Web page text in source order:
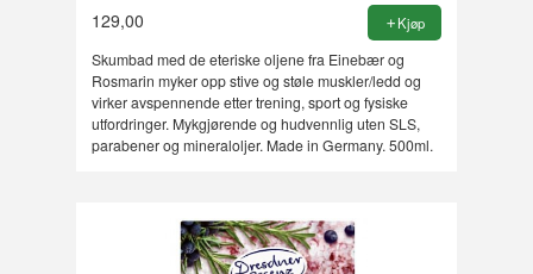
129,00 Kjøp
Skumbad med de eteriske oljene fra Einebær og
Rosmarin myker opp stive og støle muskler/ledd og
virker avspennende etter trening, sport og fysiske
utfordringer. Mykgjørende og hudvennlig uten SLS,
parabener og mineraloljer. Made in Germany. 500ml.